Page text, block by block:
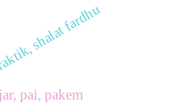
pai, pakem
praktik, shalat fardhu